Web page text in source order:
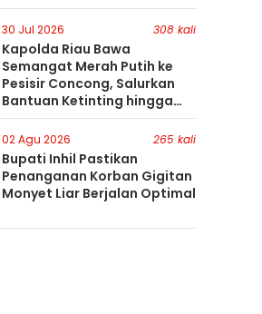
30 Jul 2026 308 kali
Kapolda Riau Bawa
Semangat Merah Putih ke
Pesisir Concong, Salurkan
Bantuan Ketinting hingga
Tanam Mangrove
02 Agu 2026 265 kali
Bupati Inhil Pastikan
Penanganan Korban Gigitan
Monyet Liar Berjalan Optimal